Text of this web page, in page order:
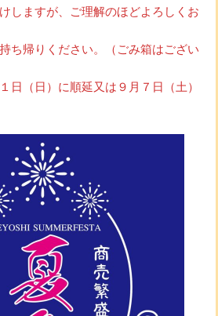
すが、ご理解のほどよろしくお
りください。（ごみ箱はござい
日）に順延又は９月７日（土）